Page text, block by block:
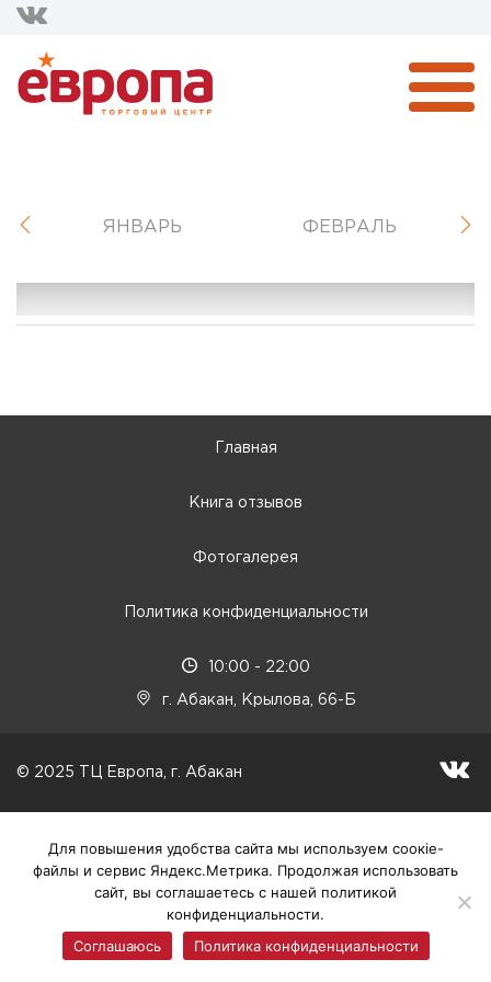
ЯНВАРЬ ФЕВРАЛЬ
Главная
Книга отзывов
Фотогалерея
Политика конфиденциальности
10:00 - 22:00
г. Абакан, Крылова, 66-Б
© 2025 ТЦ Европа, г. Абакан
Для повышения удобства сайта мы используем соокіе-
файлы и сервис Яндекс.Метрика. Продолжая использовать
сайт, вы соглашаетесь с нашей политикой
конфиденциальности.
Соглашаюсь
Политика конфиденциальности